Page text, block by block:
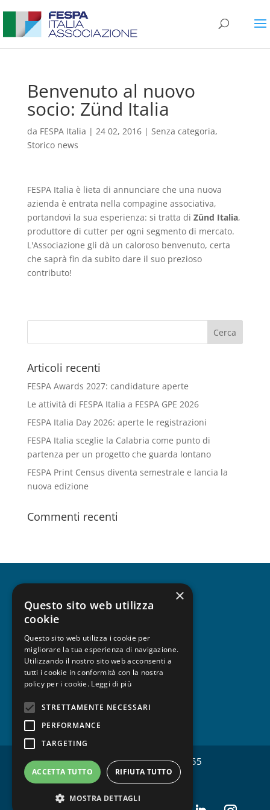
Benvenuto al nuovo
socio: Zünd Italia
da FESPA Italia | 24 02, 2016| Senza categoria,
Storico news
FESPA Italia è lieta di annunciare che una nuova
azienda è entrata nella compagine associativa,
portandovi la sua esperienza: si tratta di Zünd Italia,
produttore di cutter per ogni segmento di mercato.
L'Associazione gli dà un caloroso benvenuto, certa
che saprà fin da subito dare il suo prezioso
contributo!
Articoli recenti
FESPA Awards 2027: candidature aperte
Le attività di FESPA Italia a FESPA GPE 2026
FESPA Italia Day 2026: aperte le registrazioni
FESPA Italia sceglie la Calabria come punto di
partenza per un progetto che guarda lontano
FESPA Print Census diventa semestrale e lancia la
nuova edizione
Commenti recenti
CHI SIAMO
UNISCITI A FESPA
PRIVACY
Copyright © FESPA Italia CF 97428520155
×
Questo sito web utilizza
cookie
Questo sito web utilizza i cookie per
migliorare la tua esperienza di navigazione.
Utilizzando il nostro sito web acconsenti a
tutti i cookie in conformità con la nostra
policy per i cookie. Leggi di più
STRETTAMENTE NECESSARI
PERFORMANCE
TARGETING
ACCETTA TUTTO RIFIUTA TUTTO
MOSTRA DETTAGLI